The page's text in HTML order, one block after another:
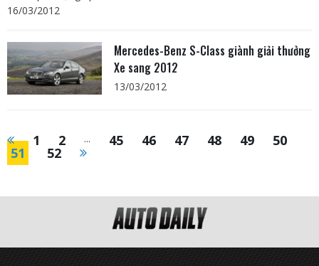
16/03/2012
Mercedes-Benz S-Class giành giải thưởng
Xe sang 2012
13/03/2012
1 2 ... 45 46 47 48 49 50
51 52